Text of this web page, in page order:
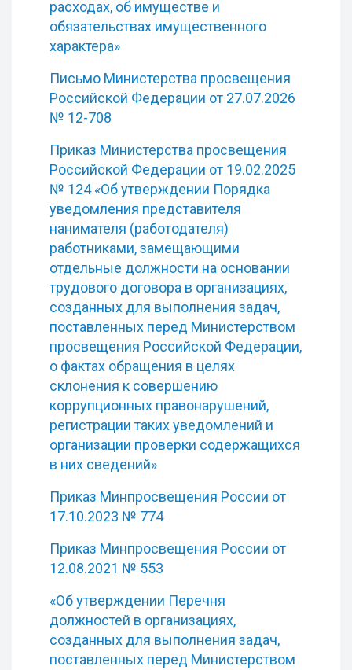
расходах, об имуществе и
обязательствах имущественного
характера»
Письмо Министерства просвещения
Российской Федерации от 27.07.2026
№ 12-708
Приказ Министерства просвещения
Российской Федерации от 19.02.2025
№ 124 «Об утверждении Порядка
уведомления представителя
нанимателя (работодателя)
работниками, замещающими
отдельные должности на основании
трудового договора в организациях,
созданных для выполнения задач,
поставленных перед Министерством
просвещения Российской Федерации,
о фактах обращения в целях
склонения к совершению
коррупционных правонарушений,
регистрации таких уведомлений и
организации проверки содержащихся
в них сведений»
Приказ Минпросвещения России от
17.10.2023 № 774
Приказ Минпросвещения России от
12.08.2021 № 553
«Об утверждении Перечня
должностей в организациях,
созданных для выполнения задач,
поставленных перед Министерством